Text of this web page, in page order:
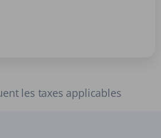
les taxes applicables